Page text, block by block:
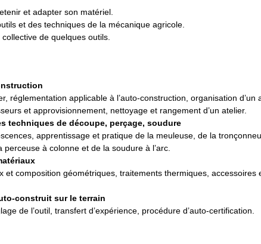
et adapter son matériel.
et des techniques de la mécanique agricole.
de quelques outils.
réglementation applicable à l’auto-construction, organisation d’un
et approvisionnement, nettoyage et rangement d’un atelier.
techniques de découpe, perçage, soudure
apprentissage et pratique de la meuleuse, de la
à colonne et de la soudure à l’arc.
et composition géométriques, traitements thermiques, accessoires
construit sur le terrain
de l’outil, transfert d’expérience, procédure d’auto-certification.